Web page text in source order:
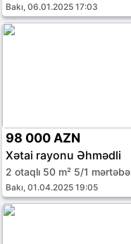
Bakı, 06.01.2025 17:03
98 000 AZN
Xətai rayonu Əhmədli
2 otaqlı 50 m² 5/1 mərtəbə
Bakı, 01.04.2025 19:05